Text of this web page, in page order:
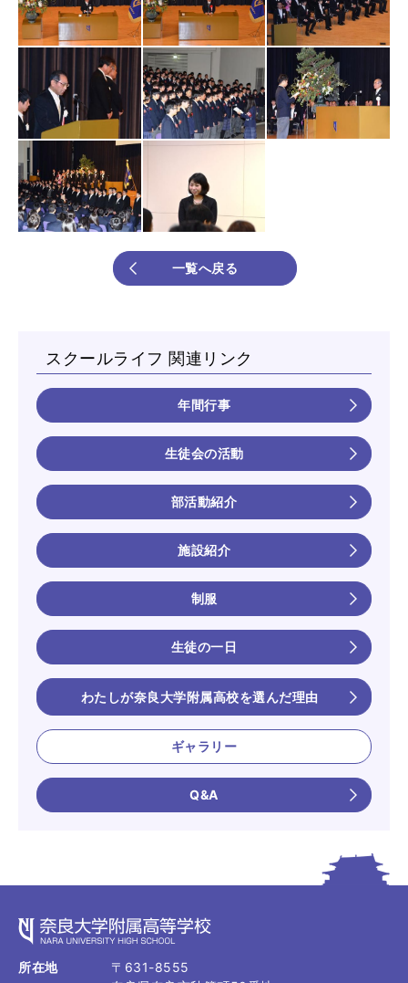
一覧へ戻る
スクールライフ 関連リンク
年間行事
生徒会の活動
部活動紹介
施設紹介
制服
生徒の一日
わたしが奈良大学附属高校を選んだ理由
ギャラリー
Q&A
所在地
〒631-8555